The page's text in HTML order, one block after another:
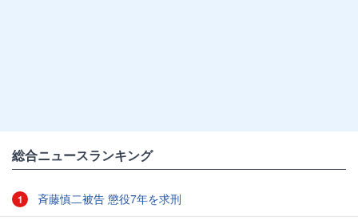
総合ニュースランキング
1 斉藤慎二被告 懲役7年を求刑